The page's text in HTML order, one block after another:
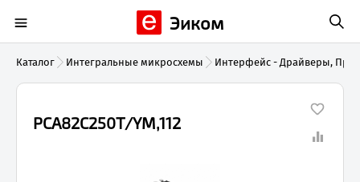
Эиком
Каталог Интегральные микросхемы Интерфейс - Драйверы,
PCA82C250T/YM,112